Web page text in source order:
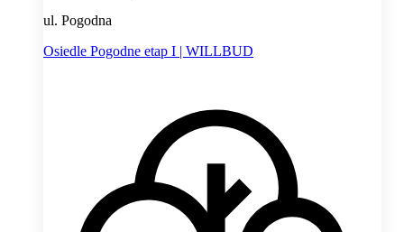
ul. Pogodna
Osiedle Pogodne etap I | WILLBUD